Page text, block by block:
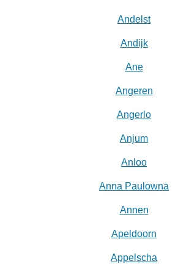
Andelst
Andijk
Ane
Angeren
Angerlo
Anjum
Anloo
Anna Paulowna
Annen
Apeldoorn
Appelscha